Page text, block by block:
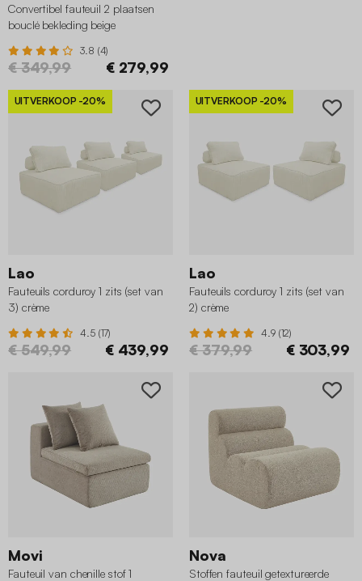
Convertibel fauteuil 2 plaatsen
bouclé bekleding beige
3.8 (4)
€ 349,99 € 279,99
UITVERKOOP -20%
Lao
Fauteuils corduroy 1 zits (set van
3) crème
4.5 (17)
€ 549,99 € 439,99
UITVERKOOP -20%
Lao
Fauteuils corduroy 1 zits (set van
2) crème
4.9 (12)
€ 379,99 € 303,99
Movi
Fauteuil van chenille stof 1
Nova
Stoffen fauteuil getextureerde